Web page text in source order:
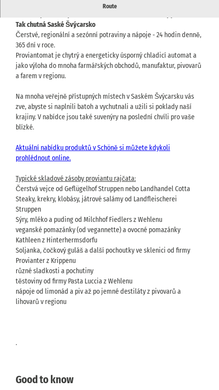
Route
Prodejní automat na potraviny v obci Schöna pro turisty a
Tak chutná Saské Švýcarsko
Čerstvé, regionální a sezónní potraviny a nápoje - 24 hodin denně,
365 dní v roce.
Proviantomat je chytrý a energeticky úsporný chladicí automat a
jako výloha do mnoha farmářských obchodů, manufaktur, pivovarů
a farem v regionu.
Na mnoha veřejně přístupných místech v Saském Švýcarsku vás
zve, abyste si naplnili batoh a vychutnali a užili si poklady naší
krajiny. V nabídce jsou také suvenýry na poslední chvíli pro vaše
blízké.
Aktuální nabídku produktů v Schöně si můžete kdykoli
prohlédnout online.
Typické skladové zásoby proviantu rajčata:
Čerstvá vejce od Geflügelhof Struppen nebo Landhandel Cotta
Steaky, krekry, klobásy, játrové salámy od Landfleischerei
Struppen
Sýry, mléko a puding od Milchhof Fiedlers z Wehlenu
veganské pomazánky (od vegannette) a ovocné pomazánky
Kathleen z Hinterhermsdorfu
Soljanka, čočkový guláš a další pochoutky ve sklenici od firmy
Provianter z Krippenu
různé sladkosti a pochutiny
těstoviny od firmy Pasta Luccia z Wehlenu
nápoje od limonád a piv až po jemné destiláty z pivovarů a
lihovarů v regionu
.
Good to know